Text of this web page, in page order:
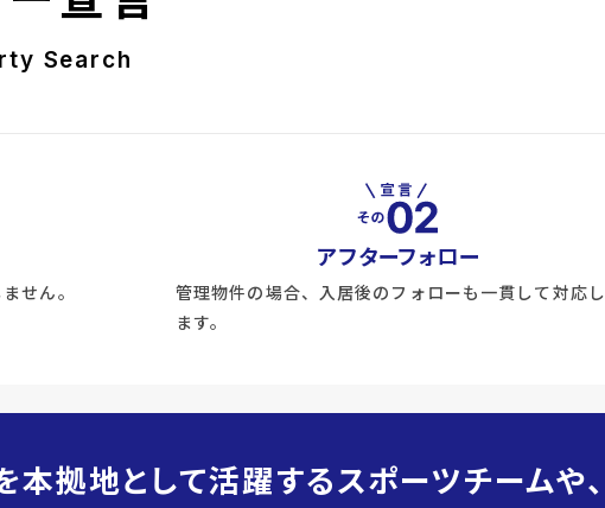
Search
せん。
アフターフォロー
管理物件の場合、入居後のフォローも一貫して対応し
ます。
拠地として活躍するスポーツチームや、